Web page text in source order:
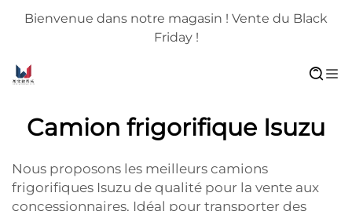
Bienvenue dans notre magasin ! Vente du Black
Friday !
Camion frigorifique Isuzu
Nous proposons les meilleurs camions
frigorifiques Isuzu de qualité pour la vente aux
concessionnaires. Idéal pour transporter des